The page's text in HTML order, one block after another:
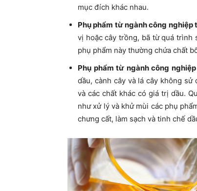
mục đích khác nhau.
Phụ phẩm từ ngành công nghiệp
vị hoặc cây trồng, bã từ quá trình
phụ phẩm này thường chứa chất
Phụ phẩm từ ngành công
dầu, cành cây và lá cây không
và các chất khác có giá trị dầu.
như xử lý và khử mùi các phụ
chưng cất, làm sạch và tinh chế